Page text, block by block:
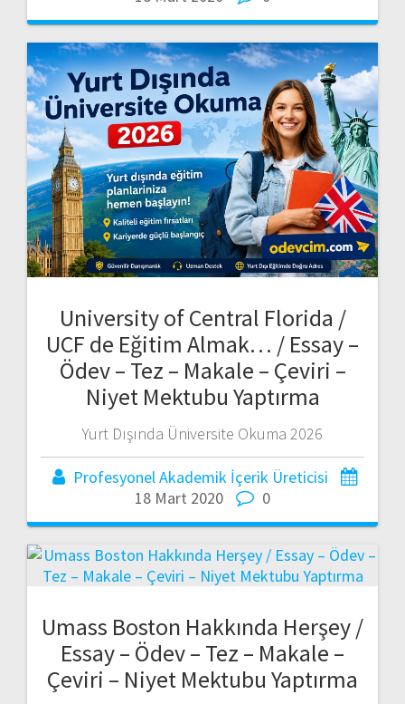
University of Central Florida /
UCF de Eğitim Almak… / Essay –
Ödev – Tez – Makale – Çeviri –
Niyet Mektubu Yaptırma
Yurt Dışında Üniversite Okuma 2026
Profesyonel Akademik İçerik Üreticisi
18 Mart 2020
0
Umass Boston Hakkında Herşey /
Essay – Ödev – Tez – Makale –
Çeviri – Niyet Mektubu Yaptırma